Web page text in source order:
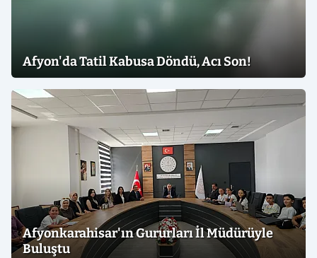
Afyon'da Tatil Kabusa Döndü, Acı Son!
Afyonkarahisar'ın Gururları İl Müdürüyle
Buluştu